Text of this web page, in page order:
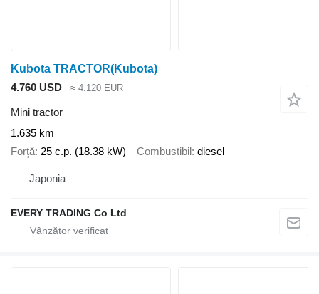
Kubota TRACTOR(Kubota)
4.760 USD
≈ 4.120 EUR
Mini tractor
1.635 km
Forţă 25 c.p. (18.38 kW) Combustibil diesel
Japonia
EVERY TRADING Co Ltd